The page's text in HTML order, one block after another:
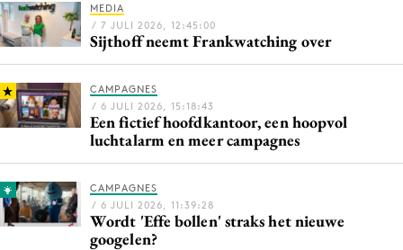
MEDIA
/ 7 JULI 2026, 12:45:00
Sijthoff neemt Frankwatching over
CAMPAGNES
/ 6 JULI 2026, 15:18:43
Een fictief hoofdkantoor, een hoopvol
luchtalarm en meer campagnes
CAMPAGNES
/ 6 JULI 2026, 11:39:28
Wordt 'Effe bollen' straks het nieuwe
googelen?